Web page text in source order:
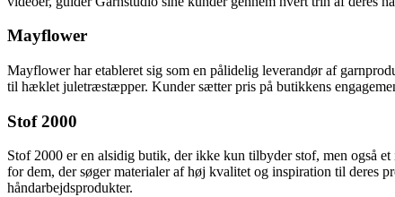
Mayflower
Mayflower har etableret sig som en pålidelig leverandør af
til hæklet juletræstæpper. Kunder sætter pris på butikkens
Stof 2000
Stof 2000 er en alsidig butik, der ikke kun tilbyder stof, men også
for dem, der søger materialer af høj kvalitet og inspiration til deres
håndarbejdsprodukter.